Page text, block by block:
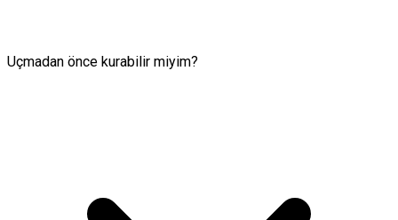
Uçmadan önce kurabilir miyim?